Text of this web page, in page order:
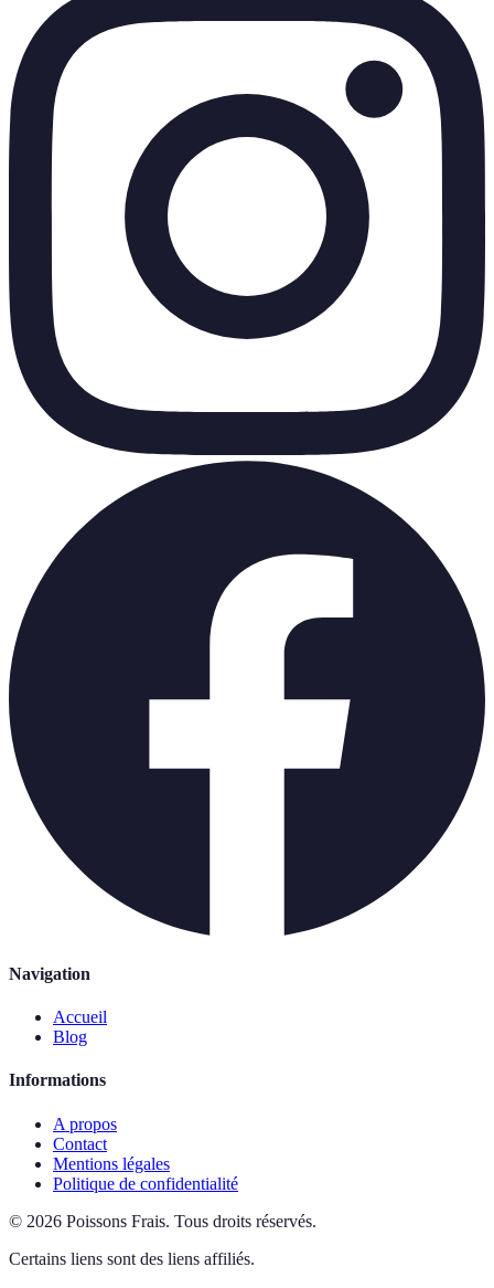
Navigation
Accueil
Blog
Informations
A propos
Contact
Mentions légales
Politique de confidentialité
© 2026 Poissons Frais. Tous droits réservés.
Certains liens sont des liens affiliés.